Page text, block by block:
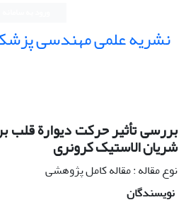
نشریه علمی مهندسی
بررسی تأثیر حرکت دیوارة قلب
شریان الاستیک کرونری
نوع مقاله : مقاله کامل پژوهشی
نویسندگان